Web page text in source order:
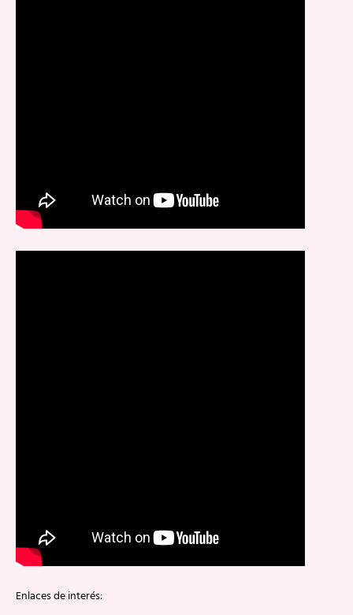
Enlaces de interés: